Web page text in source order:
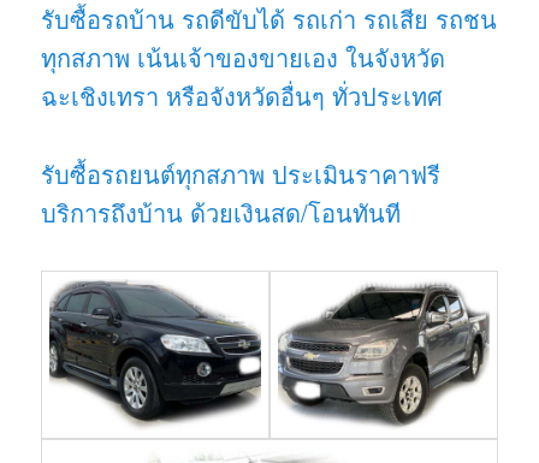
รับซื้อรถบ้าน รถดีขับได้ รถเก่า รถเสีย รถชน
ทุกสภาพ เน้นเจ้าของขายเอง ในจังหวัด
ฉะเชิงเทรา หรือจังหวัดอื่นๆ ทั่วประเทศ
รับซื้อรถยนต์ทุกสภาพ ประเมินราคาฟรี
บริการถึงบ้าน ด้วยเงินสด/โอนทันที